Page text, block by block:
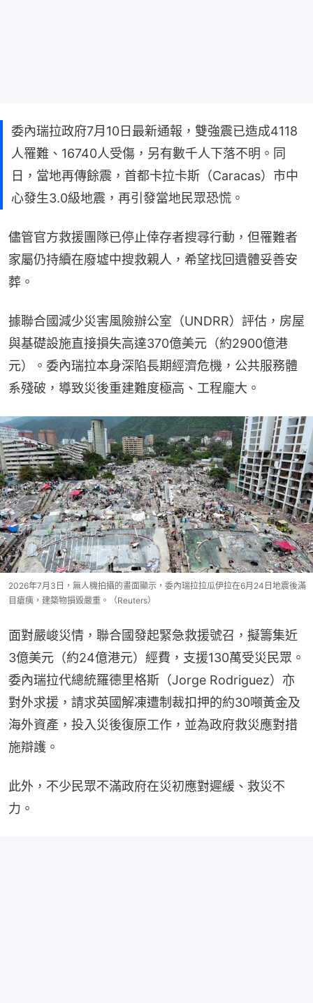
委內瑞拉政府7月10日最新通報，雙強震已造成4118
人罹難、16740人受傷，另有數千人下落不明。同
日，當地再傳餘震，首都卡拉卡斯（Caracas）市中
心發生3.0級地震，再引發當地民眾恐慌。
儘管官方救援團隊已停止倖存者搜尋行動，但罹難者
家屬仍持續在廢墟中搜救親人，希望找回遺體妥善安
葬。
據聯合國減少災害風險辦公室（UNDRR）評估，房屋
與基礎設施直接損失高達370億美元（約2900億港
元）。委內瑞拉本身深陷長期經濟危機，公共服務體
系殘破，導致災後重建難度極高、工程龐大。
2026年7月3日，無人機拍攝的畫面顯示，委內瑞拉拉瓜伊拉在6月24日地震後滿
目瘡痍，建築物損毀嚴重。（Reuters）
面對嚴峻災情，聯合國發起緊急救援號召，擬籌集近
3億美元（約24億港元）經費，支援130萬受災民眾。
委內瑞拉代總統羅德里格斯（Jorge Rodriguez）亦
對外求援，請求英國解凍遭制裁扣押的約30噸黃金及
海外資產，投入災後復原工作，並為政府救災應對措
施辯護。
此外，不少民眾不滿政府在災初應對遲緩、救災不
力。